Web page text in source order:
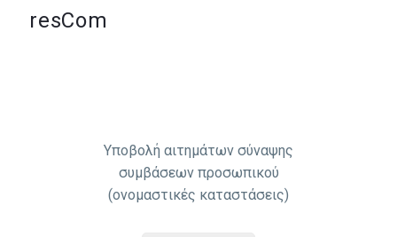
resCom
Υποβολή αιτημάτων σύναψης
συμβάσεων προσωπικού
(ονομαστικές καταστάσεις)